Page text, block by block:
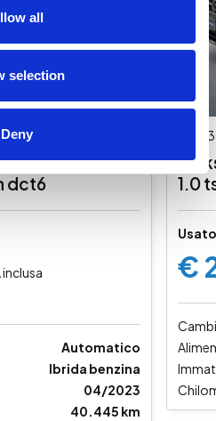
all
selection
Deny
dct6
inclusa
Automatico
Ibrida benzina
04/2023
40.445 km
1.0
Usato
€